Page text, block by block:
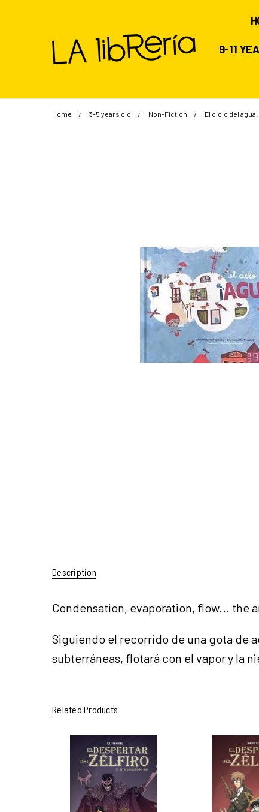
9-11
Home 3-5 years old Non-Fiction El ciclo del agua!
Description
Condensation, evaporation, flow... the
Siguiendo el recorrido de una gota de
subterráneas, flotará con el vapor y la
Related Products